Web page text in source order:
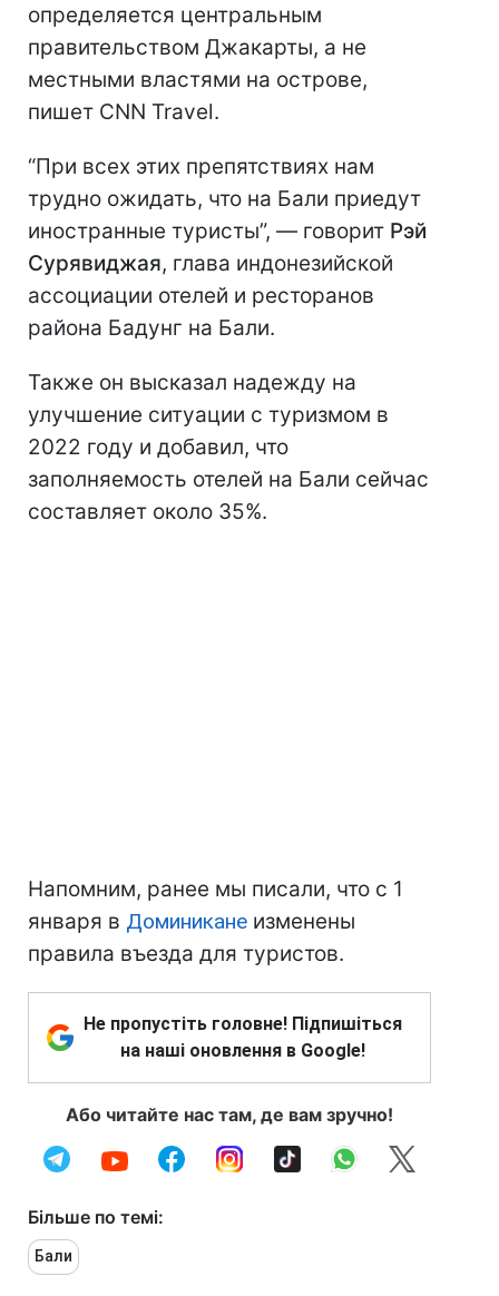
определяется центральным
правительством Джакарты, а не
местными властями на острове,
пишет CNN Travel.
“При всех этих препятствиях нам
трудно ожидать, что на Бали приедут
иностранные туристы”, — говорит Рэй
Сурявиджая, глава индонезийской
ассоциации отелей и ресторанов
района Бадунг на Бали.
Также он высказал надежду на
улучшение ситуации с туризмом в
2022 году и добавил, что
заполняемость отелей на Бали сейчас
составляет около 35%.
Напомним, ранее мы писали, что с 1
января в Доминикане изменены
правила въезда для туристов.
Не пропустіть головне! Підпишіться
на наші оновлення в Google!
Або читайте нас там, де вам зручно!
Більше по темі:
Бали